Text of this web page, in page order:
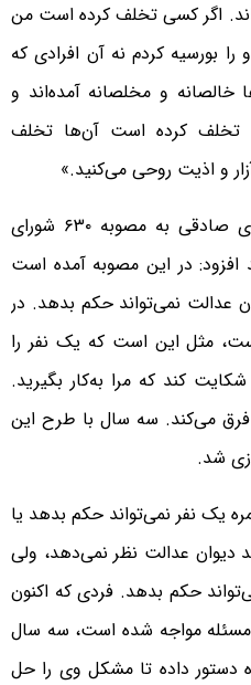
تخلف کرده‌اند. اگر کسی تخلف کرده است من
را بورسیه کردم نه آن افرادی که
خالصانه و مخلصانه آمده‌اند و
تخلف کرده است آن‌ها تخلف
و اذیت روحی می‌کنید.»
مسلمی نائینی با بیان اینکه آقای صادقی به مصوبه ۶۳۰ شورای
افزود: در این مصوبه آمده است
عدالت نمی‌تواند حکم بدهد. در
مثل این است که یک نفر را
کند که مرا به‌کار بگیرید.
شئون این مسئله با مصوبه ۶۳۰ فرق می‌کند. سه سال با طرح این
شد.
مورد نمره یک نفر نمی‌تواند حکم بدهد یا
دیوان عدالت نظر نمی‌دهد، ولی
حکم بدهد. فردی که اکنون
مسئله مواجه شده است، سه سال
دستور داده تا مشکل وی را حل